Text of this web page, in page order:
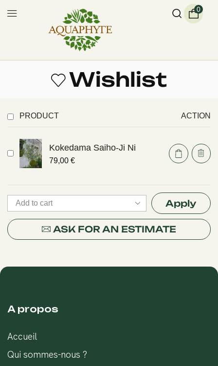
0
Wishlist
PRODUCT ACTION
Kokedama Saiho-Ji Ni
79,00 €
Apply
ASK FOR AN ESTIMATE
A propos
Accueil
Qui sommes-nous ?